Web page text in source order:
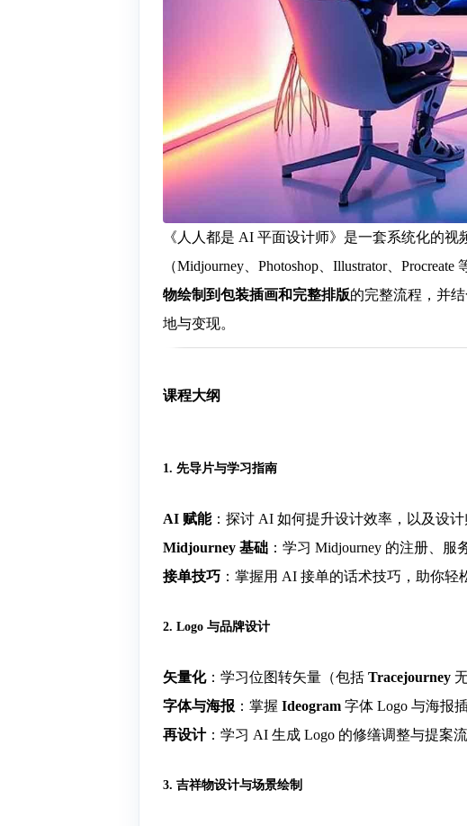
《人人都是 AI 平面设计师》是一套系统化的
（Midjourney、Photoshop、Illustrator、
物绘制到包装插画和完整排版的完整流程，并
地与变现。
课程大纲
1. 先导片与学习指南
AI 赋能：探讨 AI 如何提升设计效率，以及设计
Midjourney 基础 ：学习 Midjourney 的注册、
接单技巧 ：掌握用 AI 接单的话术技巧，助你轻
2. Logo 与品牌设计
矢量化：学习位图转矢量（包括 Tracejourney
字体与海报 ：掌握 Ideogram 字体 Logo 与海报
再设计：学习 AI 生成 Logo 的修缮调整与提案
3. 吉祥物设计与场景绘制